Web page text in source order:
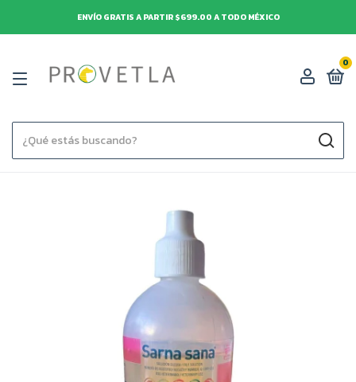
ENVÍO GRATIS A PARTIR $699.00 A TODO MÉXICO
0